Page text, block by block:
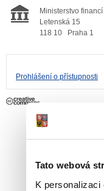
Tato webová
K
Ministerstvo financí
Letenská 15
118 10
Praha 1
Prohlášení o přístupnosti